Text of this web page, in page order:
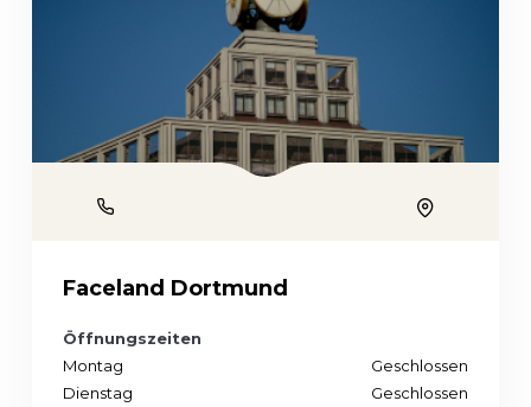
Faceland Dortmund
Öffnungszeiten
Montag
Geschlossen
Dienstag
Geschlossen